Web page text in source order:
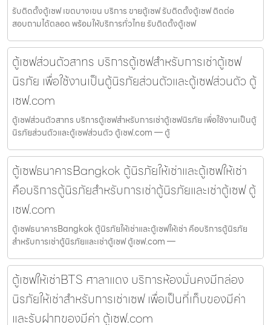
รับติดตั้งตู้เซฟ เขตบางเขน บริการ ขายตู้เซฟ รับติดตั้งตู้เซฟ ติดต่อ
สอบถามได้ตลอด พร้อมให้บริการทั่วไทย รับติดตั้งตู้เซฟ
ตู้เซฟส่วนตัวสาทร บริการตู้เซฟสำหรับการเช่าตู้เซฟ
นิรภัย เพื่อใช้งานเป็นตู้นิรภัยส่วนตัวและตู้เซฟส่วนตัว ตู้
เซฟ.com
ตู้เซฟส่วนตัวสาทร บริการตู้เซฟสำหรับการเช่าตู้เซฟนิรภัย เพื่อใช้งานเป็นตู้
นิรภัยส่วนตัวและตู้เซฟส่วนตัว ตู้เซฟ.com — ตู้
ตู้เซฟธนาคารBangkok ตู้นิรภัยให้เช่าและตู้เซฟให้เช่า
คือบริการตู้นิรภัยสำหรับการเช่าตู้นิรภัยและเช่าตู้เซฟ ตู้
เซฟ.com
ตู้เซฟธนาคารBangkok ตู้นิรภัยให้เช่าและตู้เซฟให้เช่า คือบริการตู้นิรภัย
สำหรับการเช่าตู้นิรภัยและเช่าตู้เซฟ ตู้เซฟ.com —
ตู้เซฟให้เช่าBTS ศาลาแดง บริการห้องมั่นคงมีกล่อง
นิรภัยให้เช่าสำหรับการเช่าเซฟ เพื่อเป็นที่เก็บของมีค่า
และรับฝากของมีค่า ตู้เซฟ.com